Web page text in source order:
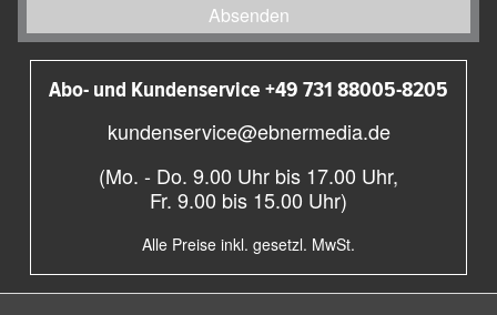
Absenden
Abo- und Kundenservice +49 731 88005-8205
kundenservice@ebnermedia.de
(Mo. - Do. 9.00 Uhr bis 17.00 Uhr,
Fr. 9.00 bis 15.00 Uhr)
Alle Preise inkl. gesetzl. MwSt.